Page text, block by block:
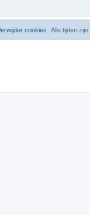
Alle tijden zijn
cookies